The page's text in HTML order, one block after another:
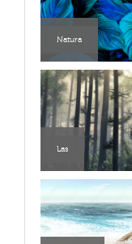
Natura
Las